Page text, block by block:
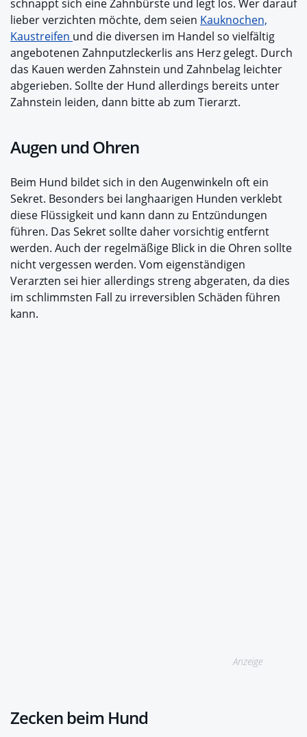
schnappt sich eine Zahnbürste und legt los. Wer darauf
lieber verzichten möchte, dem seien Kauknochen,
Kaustreifen und die diversen im Handel so vielfältig
angebotenen Zahnputzleckerlis ans Herz gelegt. Durch
das Kauen werden Zahnstein und Zahnbelag leichter
abgerieben. Sollte der Hund allerdings bereits unter
Zahnstein leiden, dann bitte ab zum Tierarzt.
Augen und Ohren
Beim Hund bildet sich in den Augenwinkeln oft ein
Sekret. Besonders bei langhaarigen Hunden verklebt
diese Flüssigkeit und kann dann zu Entzündungen
führen. Das Sekret sollte daher vorsichtig entfernt
werden. Auch der regelmäßige Blick in die Ohren sollte
nicht vergessen werden. Vom eigenständigen
Verarzten sei hier allerdings streng abgeraten, da dies
im schlimmsten Fall zu irreversiblen Schäden führen
kann.
Anzeige
Zecken beim Hund